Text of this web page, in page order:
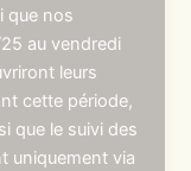
que nos
au vendredi
leurs
cette période,
que le suivi des
uniquement via